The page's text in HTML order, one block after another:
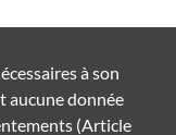
à son
aucune donnée
(Article